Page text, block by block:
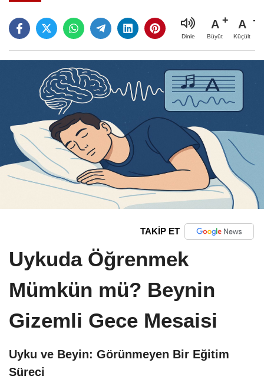
Dinle
A
Büyüt
A
Küçült
TAKİP ET
Uykuda Öğrenmek
Mümkün mü? Beynin
Gizemli Gece Mesaisi
Uyku ve Beyin: Görünmeyen Bir Eğitim
Süreci